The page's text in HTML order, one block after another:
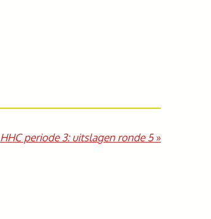
HHC periode 3: uitslagen ronde 5 »